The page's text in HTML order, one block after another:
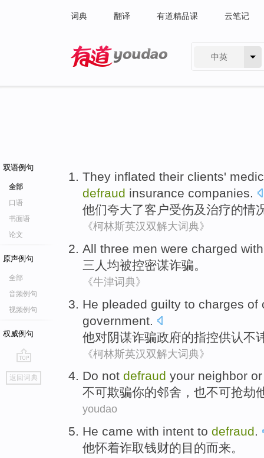
词典 翻译 有道精品课 云笔记
中英
双语例句
全部
口语
书面语
论文
原声例句
全部
音频例句
视频例句
权威例句
go
top
返回词典
They inflated their clients'
defraud insurance companies.
他们夸大了客户受伤及治疗的情
《柯林斯英汉双解大词典》
All three men were charged
三 人均被控密谋诈骗。
《牛津词典》
He pleaded guilty to charges of
government
他对阴谋诈骗政府的指控供认不
《柯林斯英汉双解大词典》
Do not defraud your neighbor
不可欺骗你的邻舍 ，也不可抢劫
youdao
He came with intent to defraud.
他怀着诈取钱财的目的而来。